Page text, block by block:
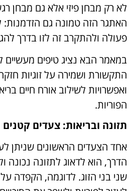
לא רק מבחן פיזי אלא גם מבחן
האתגר הזה טמונה גם
פעולה ולהתקרב זה לזו בדרך
במאמר הבא נציג טיפים מעשיים
התקשורת ושמירה על זוגיות
ואפשרויות לשילוב אורח חיים
הפוריות.
תזונה ובריאות: צעדים
אחד הצעדים הראשונים שניתן
הדרך, הוא לדאוג לתזונה נכונה
שני בני הזוג. לדוגמה, הקפדה